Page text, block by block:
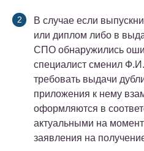
В случае если
или диплом либо в
СПО обнаружились
специалист сменил
требовать выдачи
приложения к нему
оформляются в
актуальными на
заявления на